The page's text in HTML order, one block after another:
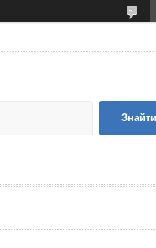
Знайти